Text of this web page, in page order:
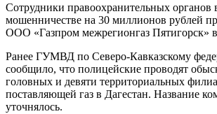
Сотрудники правоохранительных органов
мошенничестве на 30 миллионов рублей
ООО «Газпром межрегионгаз Пятигорск» в
Ранее ГУМВД по Северо-Кавказскому
сообщило, что полицейские проводят
головных и девяти территориальных
поставляющей газ в Дагестан. Название
уточнялось.